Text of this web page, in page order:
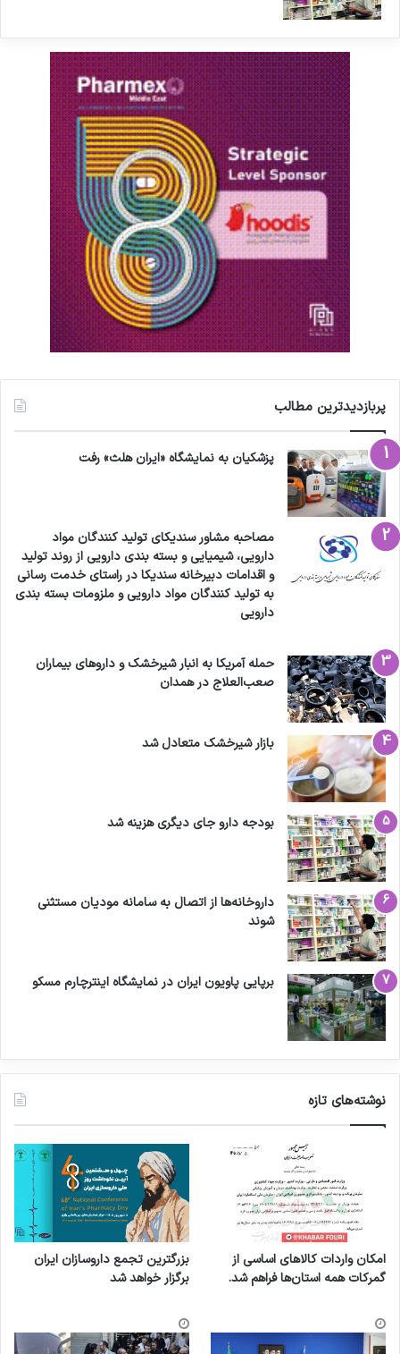
پربازدیدترین مطالب
پزشکیان به نمایشگاه «ایران هلث» رفت
مصاحبه مشاور سندیکای تولید کنندگان مواد
دارویی، شیمیایی و بسته بندی دارویی از روند تولید
و اقدامات دبیرخانه سندیکا در راستای خدمت رسانی
به تولید کنندگان مواد دارویی و ملزومات بسته بندی
دارویی
حمله آمریکا به انبار شیرخشک و داروهای بیماران
صعب‌العلاج در همدان
بازار شیرخشک متعادل شد
بودجه دارو جای دیگری هزینه شد
داروخانه‌ها از اتصال به سامانه مودیان مستثنی
شوند
برپایی پاویون ایران در نمایشگاه اینترچارم مسکو
نوشته‌های تازه
امکان واردات کالاهای اساسی از
گمرکات همه استان‌ها فراهم شد.
بزرگترین تجمع داروسازان ایران
برگزار خواهد شد